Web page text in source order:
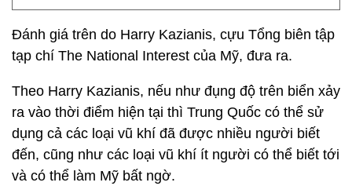
Đánh giá trên do Harry Kazianis, cựu Tổng biên tập
tạp chí The National Interest của Mỹ, đưa ra.
Theo Harry Kazianis, nếu như đụng độ trên biển xảy
ra vào thời điểm hiện tại thì Trung Quốc có thể sử
dụng cả các loại vũ khí đã được nhiều người biết
đến, cũng như các loại vũ khí ít người có thể biết tới
và có thể làm Mỹ bất ngờ.